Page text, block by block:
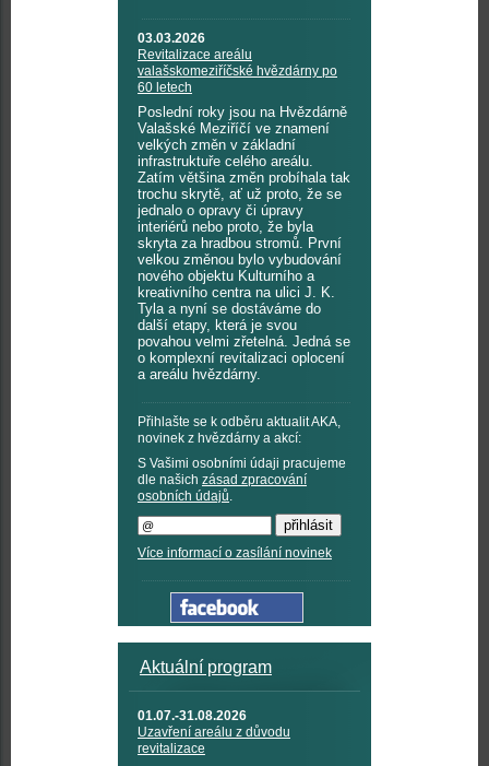
03.03.2026
Revitalizace areálu
valašskomeziříčské hvězdárny po
60 letech
Poslední roky jsou na Hvězdárně
Valašské Meziříčí ve znamení
velkých změn v základní
infrastruktuře celého areálu.
Zatím většina změn probíhala tak
trochu skrytě, ať už proto, že se
jednalo o opravy či úpravy
interiérů nebo proto, že byla
skryta za hradbou stromů. První
velkou změnou bylo vybudování
nového objektu Kulturního a
kreativního centra na ulici J. K.
Tyla a nyní se dostáváme do
další etapy, která je svou
povahou velmi zřetelná. Jedná se
o komplexní revitalizaci oplocení
a areálu hvězdárny.
Přihlašte se k odběru aktualit AKA,
novinek z hvězdárny a akcí:
S Vašimi osobními údaji pracujeme
dle našich zásad zpracování
osobních údajů.
Více informací o zasílání novinek
Aktuální program
01.07.-31.08.2026
Uzavření areálu z důvodu
revitalizace